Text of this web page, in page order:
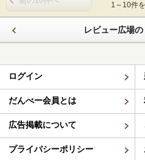
1～10件
レビュー広場
ログイン
だんべー会員とは
広告掲載について
プライバシーポリシー